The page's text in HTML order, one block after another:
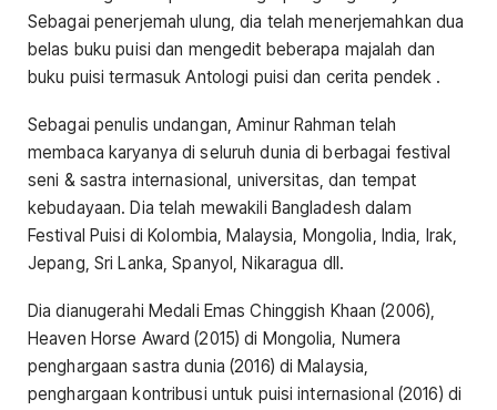
Sebagai penerjemah ulung, dia telah menerjemahkan dua
belas buku puisi dan mengedit beberapa majalah dan
buku puisi termasuk Antologi puisi dan cerita pendek .
Sebagai penulis undangan, Aminur Rahman telah
membaca karyanya di seluruh dunia di berbagai festival
seni & sastra internasional, universitas, dan tempat
kebudayaan. Dia telah mewakili Bangladesh dalam
Festival Puisi di Kolombia, Malaysia, Mongolia, India, Irak,
Jepang, Sri Lanka, Spanyol, Nikaragua dll.
Dia dianugerahi Medali Emas Chinggish Khaan (2006),
Heaven Horse Award (2015) di Mongolia, Numera
penghargaan sastra dunia (2016) di Malaysia,
penghargaan kontribusi untuk puisi internasional (2016) di